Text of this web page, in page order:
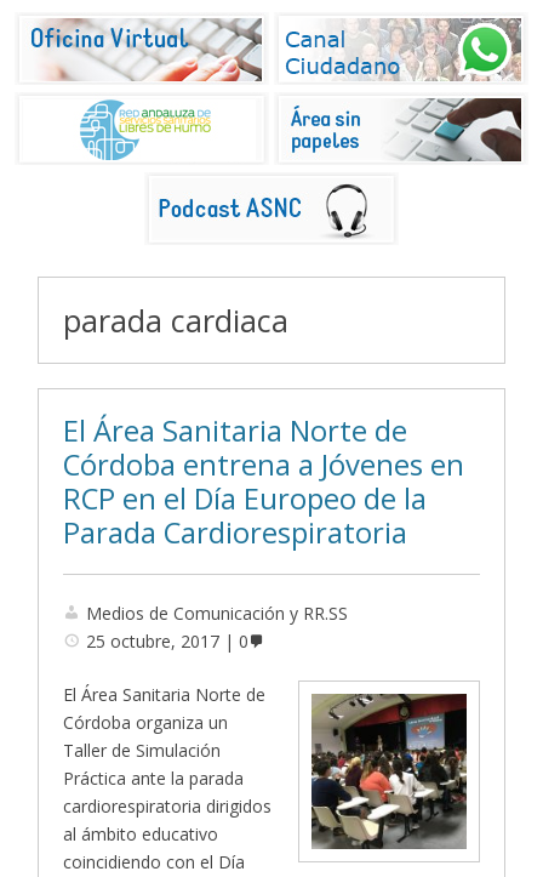
parada cardiaca
El Área Sanitaria Norte de
Córdoba entrena a Jóvenes en
RCP en el Día Europeo de la
Parada Cardiorespiratoria
Medios de Comunicación y RR.SS
25 octubre, 2017
0
El Área Sanitaria Norte de
Córdoba organiza un
Taller de Simulación
Práctica ante la parada
cardiorespiratoria dirigidos
al ámbito educativo
coincidiendo con el Día